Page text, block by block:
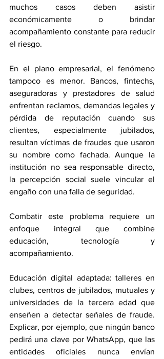
muchos casos deben asistir
económicamente o brindar
acompañamiento constante para reducir
el riesgo.
En el plano empresarial, el fenómeno
tampoco es menor. Bancos, fintechs,
aseguradoras y prestadores de salud
enfrentan reclamos, demandas legales y
pérdida de reputación cuando sus
clientes, especialmente jubilados,
resultan víctimas de fraudes que usaron
su nombre como fachada. Aunque la
institución no sea responsable directo,
la percepción social suele vincular el
engaño con una falla de seguridad.
Combatir este problema requiere un
enfoque integral que combine
educación, tecnología y
acompañamiento.
Educación digital adaptada: talleres en
clubes, centros de jubilados, mutuales y
universidades de la tercera edad que
enseñen a detectar señales de fraude.
Explicar, por ejemplo, que ningún banco
pedirá una clave por WhatsApp, que las
entidades oficiales nunca envían